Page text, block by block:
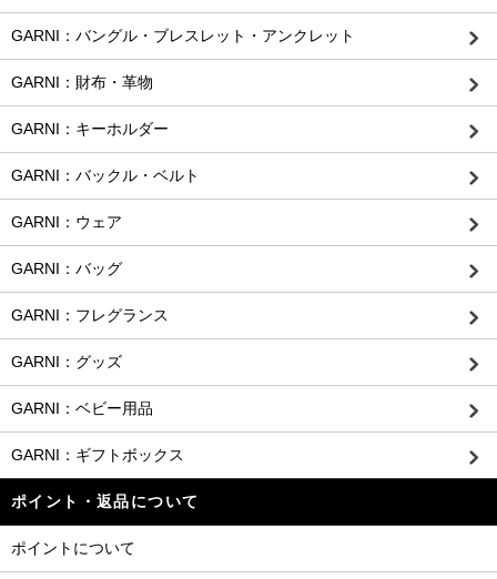
GARNI：バングル・ブレスレット・アンクレット
GARNI：財布・革物
GARNI：キーホルダー
GARNI：バックル・ベルト
GARNI：ウェア
GARNI：バッグ
GARNI：フレグランス
GARNI：グッズ
GARNI：ベビー用品
GARNI：ギフトボックス
ポイント・返品について
ポイントについて